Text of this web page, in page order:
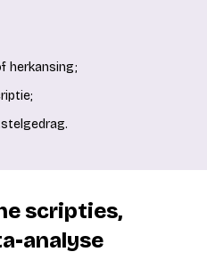
herkansing;
scripties,
analyse